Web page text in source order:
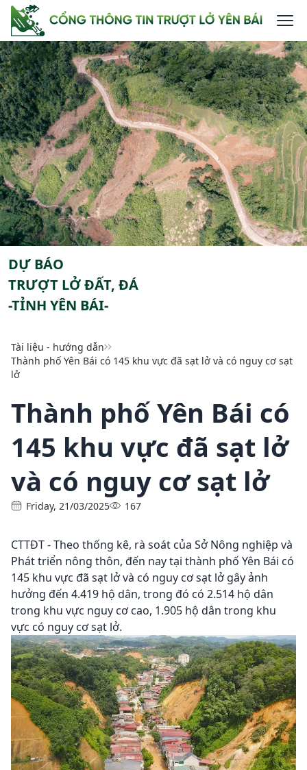
DỰ BÁO
TRƯỢT LỞ ĐẤT, ĐÁ
-TỈNH YÊN BÁI-
Tài liệu - hướng dẫn
Thành phố Yên Bái có 145 khu vực đã sạt lở và có nguy cơ sạt
lở
Thành phố Yên Bái có
145 khu vực đã sạt lở
và có nguy cơ sạt lở
Friday, 21/03/2025 167
CTTĐT - Theo thống kê, rà soát của Sở Nông nghiệp và
Phát triển nông thôn, đến nay tại thành phố Yên Bái có
145 khu vực đã sạt lở và có nguy cơ sạt lở gây ảnh
hưởng đến 4.419 hộ dân, trong đó có 2.514 hộ dân
trong khu vực nguy cơ cao, 1.905 hộ dân trong khu
vực có nguy cơ sạt lở.